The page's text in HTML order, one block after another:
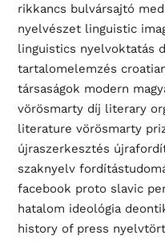
rikkancs bulvársajtó
nyelvészet linguistic
linguistics nyelvoktatás
tartalomelemzés
társaságok modern
vörösmarty díj literary
literature vörösmarty
újraszerkesztés
szaknyelv
facebook proto slavic
hatalom ideológia
history of press